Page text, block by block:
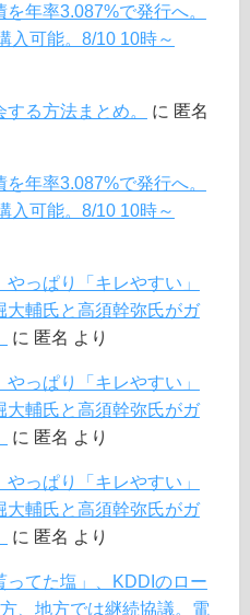
年率3.087%で発行へ。
入可能。8/10 10時～
る方法まとめ。 に 匿名
年率3.087%で発行へ。
入可能。8/10 10時～
っぱり「キレやすい」
大輔氏と高須幹弥氏がガ
に 匿名 より
っぱり「キレやすい」
大輔氏と高須幹弥氏がガ
に 匿名 より
っぱり「キレやすい」
大輔氏と高須幹弥氏がガ
に 匿名 より
てた塩」、KDDIのロー
、地方では継続協議。電